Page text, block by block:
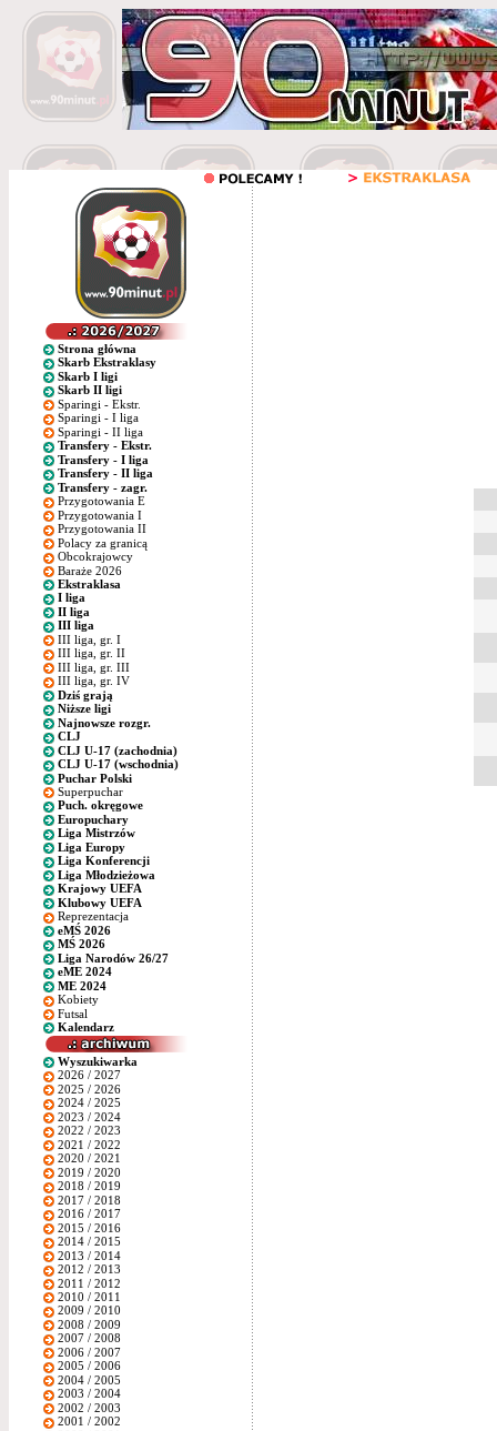
Strona główna
Skarb Ekstraklasy
Skarb I ligi
Skarb II ligi
Sparingi - Ekstr.
Sparingi - I liga
Sparingi - II liga
Transfery - Ekstr.
Transfery - I liga
Transfery - II liga
Transfery - zagr.
Przygotowania E
Przygotowania I
Przygotowania II
Polacy za granicą
Obcokrajowcy
Baraże 2026
Ekstraklasa
I liga
II liga
III liga
III liga, gr. I
III liga, gr. II
III liga, gr. III
III liga, gr. IV
Dziś grają
Niższe ligi
Najnowsze rozgr.
CLJ
CLJ U-17 (zachodnia)
CLJ U-17 (wschodnia)
Puchar Polski
Superpuchar
Puch. okręgowe
Europuchary
Liga Mistrzów
Liga Europy
Liga Konferencji
Liga Młodzieżowa
Krajowy UEFA
Klubowy UEFA
Reprezentacja
eMŚ 2026
MŚ 2026
Liga Narodów 26/27
eME 2024
ME 2024
Kobiety
Futsal
Kalendarz
Wyszukiwarka
2026 / 2027
2025 / 2026
2024 / 2025
2023 / 2024
2022 / 2023
2021 / 2022
2020 / 2021
2019 / 2020
2018 / 2019
2017 / 2018
2016 / 2017
2015 / 2016
2014 / 2015
2013 / 2014
2012 / 2013
2011 / 2012
2010 / 2011
2009 / 2010
2008 / 2009
2007 / 2008
2006 / 2007
2005 / 2006
2004 / 2005
2003 / 2004
2002 / 2003
2001 / 2002